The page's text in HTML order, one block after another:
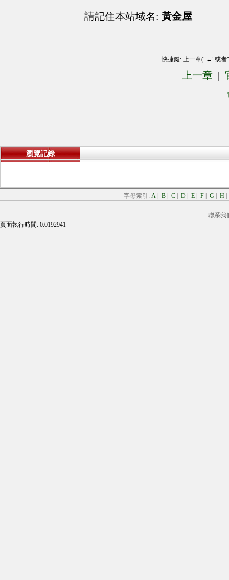
請記住本站域名: 黃金屋
快捷鍵: 上一章("←"或
上一章 |
瀏覽記錄
字母索引: A B C D E F G H
聯系我
頁面執行時間: 0.0192941